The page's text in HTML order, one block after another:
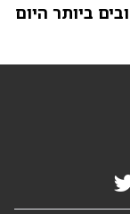
ביותר היום